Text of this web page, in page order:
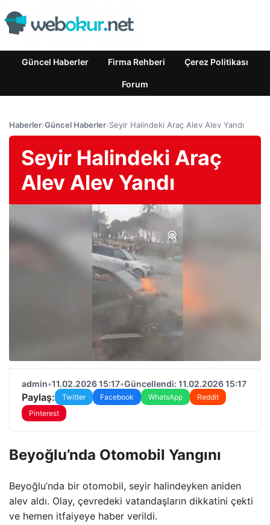
Güncel Haberler Firma Rehberi Çerez Politikası
Forum
Haberler›Güncel Haberler›Seyir Halindeki Araç Alev Alev Yandı
Seyir Halindeki Araç
Alev Alev Yandı
admin•11.02.2026 15:17•Güncellendi: 11.02.2026 15:17
Paylaş: Twitter Facebook WhatsApp
Reddit
Pinterest
Beyoğlu’nda Otomobil Yangını
Beyoğlu’nda bir otomobil, seyir halindeyken aniden
alev aldı. Olay, çevredeki vatandaşların dikkatini çekti
ve hemen itfaiyeye haber verildi.